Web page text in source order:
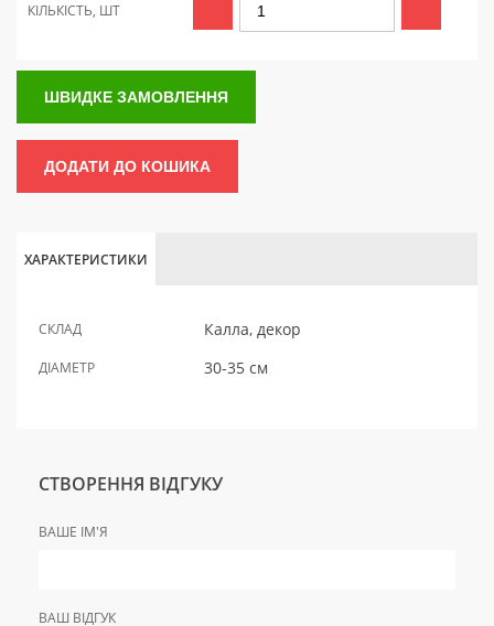
КІЛЬКІСТЬ, ШТ
ШВИДКЕ ЗАМОВЛЕННЯ
ДОДАТИ ДО КОШИКА
ХАРАКТЕРИСТИКИ
СКЛАД Калла, декор
ДІАМЕТР 30-35 см
СТВОРЕННЯ ВІДГУКУ
ВАШЕ ІМ'Я
ВАШ ВІДГУК